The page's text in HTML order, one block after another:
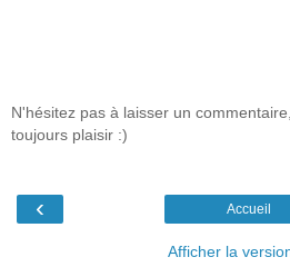
N'hésitez pas à laisser un
toujours plaisir :)
‹ Accueil
Afficher la